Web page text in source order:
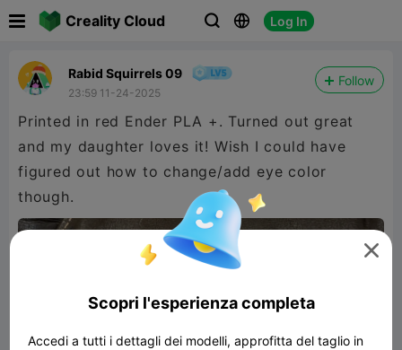
Creality Cloud   Log In
Rabid Squirrels 09
23:59 11-24-2025
Follow
Printed in red Ender PLA +. Turned out great
and my daughter loves it! Wish I could have
figured out how to change/add eye color
though.

Scopri l'esperienza completa
Accedi a tutti i dettagli dei modelli, approfitta del taglio in